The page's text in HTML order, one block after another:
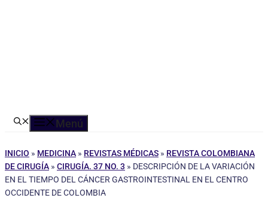
Menú
INICIO » MEDICINA » REVISTAS MÉDICAS » REVISTA COLOMBIANA
DE CIRUGÍA » CIRUGÍA. 37 NO. 3 » DESCRIPCIÓN DE LA VARIACIÓN
EN EL TIEMPO DEL CÁNCER GASTROINTESTINAL EN EL CENTRO
OCCIDENTE DE COLOMBIA